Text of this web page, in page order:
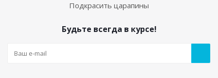
Подкрасить царапины
Будьте всегда в курсе!